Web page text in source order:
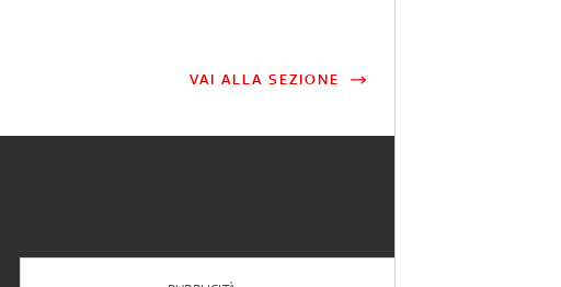
VAI ALLA SEZIONE